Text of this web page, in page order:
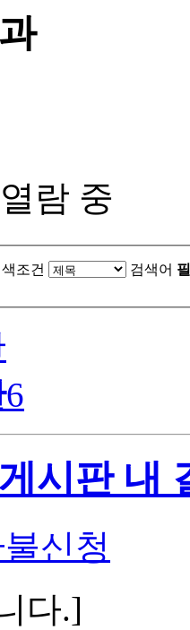
람 중
조건 검색어
6
시판 내
신청
다.]